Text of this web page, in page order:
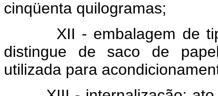
cinqüenta quilogramas;
XII - embalagem de tipo
distingue de saco de
utilizada para